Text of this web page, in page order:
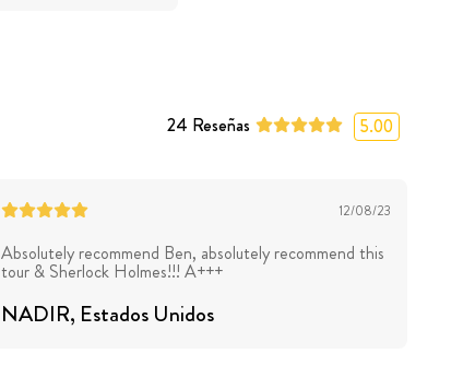
24 Reseñas 5.00
12/08/23
Absolutely recommend Ben, absolutely recommend this
tour & Sherlock Holmes!!! A+++
NADIR, Estados Unidos